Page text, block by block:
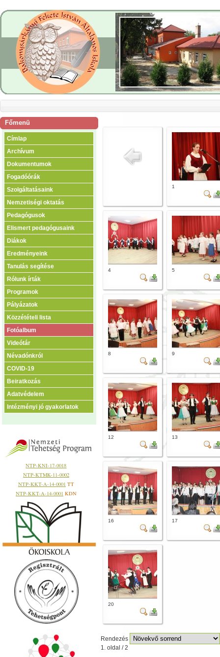
Főmenü
Címlap
Archívum
Dokumentumok
Fogadóórák
Szolgáltatásaink
Nemzetiségi oktatás
Pedagógusok
Elismert pedagógusaink
Diákok
Eredményeink
Tanulás segítése
Rólunk írták
Programok
Pályázatok
Közzétételi lista
Fotóalbum
Videótár
Névadónkról
COVID-19
Beiratkozás
Adatvédelem
Intézményi jó gyakorlatok
NTP-KNI-17-0018
NTP-KTMK-11-0002
NTP-KKT-A-14-0001 TT
NTP-KKT-A-14-0001 KDN
1
4 5
8 9
12 13
16 17
20
Rendezés
1. oldal / 2